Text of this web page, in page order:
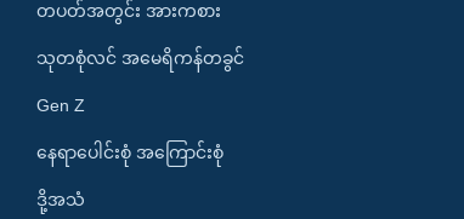
တပတ်အတွင်း အားကစား
သုတစုံလင် အမေရိကန်တခွင်
Gen Z
နေရာပေါင်းစုံ အကြောင်းစုံ
ဒို့အသံ